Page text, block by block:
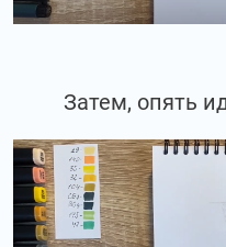
Затем, опять